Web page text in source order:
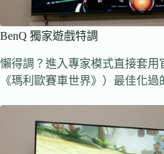
BenQ 獨家遊戲特調
懶得調？進入專家模式直接套用
《瑪利歐賽車世界》）最佳化過